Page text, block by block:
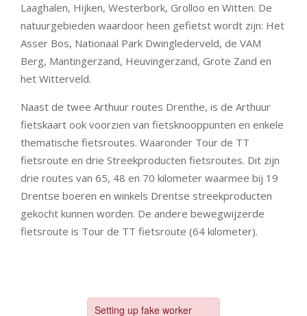
Laaghalen, Hijken, Westerbork, Grolloo en Witten. De
natuurgebieden waardoor heen gefietst wordt zijn: Het
Asser Bos, Nationaal Park Dwinglederveld, de VAM
Berg, Mantingerzand, Heuvingerzand, Grote Zand en
het Witterveld.
Naast de twee Arthuur routes Drenthe, is de Arthuur
fietskaart ook voorzien van fietsknooppunten en enkele
thematische fietsroutes. Waaronder Tour de TT
fietsroute en drie Streekproducten fietsroutes. Dit zijn
drie routes van 65, 48 en 70 kilometer waarmee bij 19
Drentse boeren en winkels Drentse streekproducten
gekocht kunnen worden. De andere bewegwijzerde
fietsroute is Tour de TT fietsroute (64 kilometer).